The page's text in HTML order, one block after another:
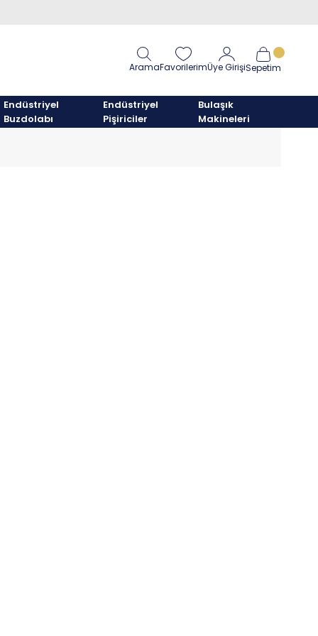
AramaFavorilerimÜye GirişiSepetim
Endüstriyel
Buzdolabı
Endüstriyel
Pişiriciler
Bulaşık
Makineleri